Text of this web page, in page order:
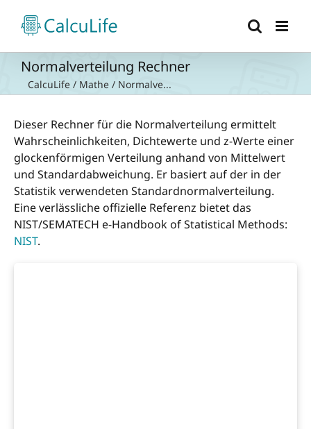
Inhalt
springen
Normalverteilung Rechner
CalcuLife / Mathe / Normalve...
Dieser Rechner für die Normalverteilung ermittelt
Wahrscheinlichkeiten, Dichtewerte und z-Werte einer
glockenförmigen Verteilung anhand von Mittelwert
und Standardabweichung. Er basiert auf der in der
Statistik verwendeten Standardnormalverteilung.
Eine verlässliche offizielle Referenz bietet das
NIST/SEMATECH e-Handbook of Statistical Methods:
NIST.